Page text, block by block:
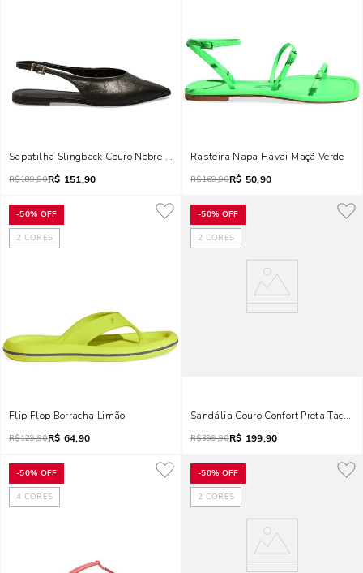
Sapatilha Slingback Couro Nobre Soft Preta
R$189,90R$ 151,90
Rasteira Napa Havai Maçã Verde
R$169,90R$ 50,90
-50% OFF
2 CORES
Flip Flop Borracha Limão
R$129,90R$ 64,90
-50% OFF
2 CORES
Sandália Couro Confort Preta
R$399,90R$ 199,90
-50% OFF
4 CORES
-50% OFF
2 CORES